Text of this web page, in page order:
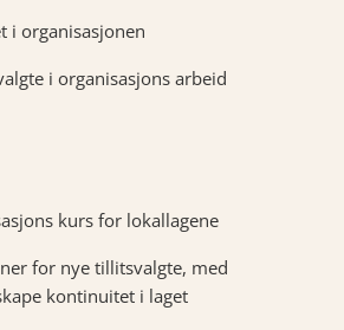
i organisasjonen
i organisasjons arbeid
kurs for lokallagene
for nye tillitsvalgte, med
kontinuitet i laget